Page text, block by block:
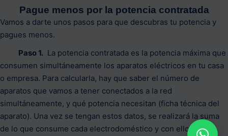
Pague menos por la potencia contratada
Vamos a darte unos pasos para que descubras tu potencia y
pagues menos.
Paso 1. La potencia contratada es la potencia máxima que
consumen simultáneamente los aparatos eléctricos en tu casa
o empresa. Para calcularla, hay que saber el número de
aparatos que vamos a tener conectados a la red
simultáneamente, y qué potencia necesitan (ficha técnica del
aparato). Una vez se tengan estos datos, se realizará la suma
de lo que consume cada electrodoméstico y con ello nos